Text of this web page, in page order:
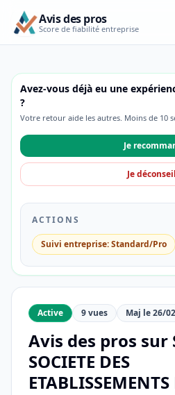
Avis des pros
Score de fiabilité entreprise
Active 9 vues Maj le 26/
Avis des pros sur
SOCIETE DES
Avez-vous déjà eu une
?
Votre retour aide les autres. Moins de 10
Je
Je
ACTIONS
Suivi entreprise: Standard/Pro